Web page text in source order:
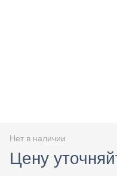
Нет в наличии
Цену